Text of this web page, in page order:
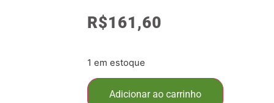
R$161,60
1 em estoque
Adicionar ao carrinho